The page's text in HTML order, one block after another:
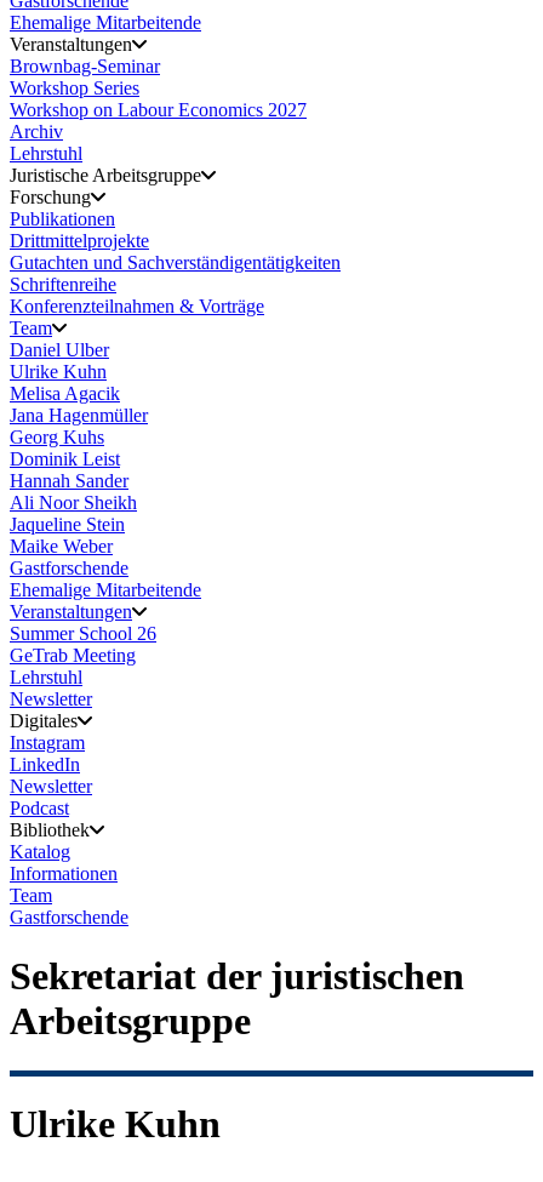
Ehemalige Mitarbeitende
Veranstaltungen
Brownbag-Seminar
Workshop Series
Workshop on Labour Economics 2027
Archiv
Lehrstuhl
Juristische Arbeitsgruppe
Forschung
Publikationen
Drittmittelprojekte
Gutachten und Sachverständigentätigkeiten
Schriftenreihe
Konferenzteilnahmen & Vorträge
Team
Daniel Ulber
Ulrike Kuhn
Melisa Agacik
Jana Hagenmüller
Georg Kuhs
Dominik Leist
Hannah Sander
Ali Noor Sheikh
Jaqueline Stein
Maike Weber
Gastforschende
Ehemalige Mitarbeitende
Veranstaltungen
Summer School 26
GeTrab Meeting
Lehrstuhl
Newsletter
Digitales
Instagram
LinkedIn
Newsletter
Podcast
Bibliothek
Katalog
Informationen
Team
Gastforschende
Sekretariat der juristischen
Arbeitsgruppe
Ulrike Kuhn